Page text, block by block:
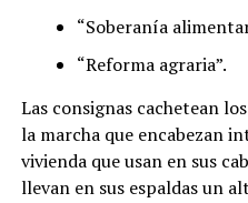
“Soberanía
“Reforma agraria”.
Las consignas cachetean
la marcha que encabezan
vivienda que usan en sus
llevan en sus espaldas un